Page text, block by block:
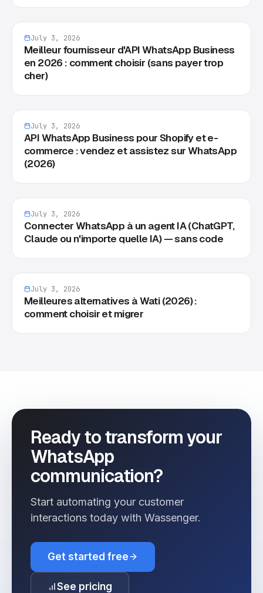
July 3, 2026
Meilleur fournisseur d'API WhatsApp Business
en 2026 : comment choisir (sans payer trop
cher)
July 3, 2026
API WhatsApp Business pour Shopify et e-
commerce : vendez et assistez sur WhatsApp
(2026)
July 3, 2026
Connecter WhatsApp à un agent IA (ChatGPT,
Claude ou n'importe quelle IA) — sans code
July 3, 2026
Meilleures alternatives à Wati (2026) :
comment choisir et migrer
Ready to transform your
WhatsApp
communication?
Start automating your customer
interactions today with Wassenger.
Get started free
See pricing